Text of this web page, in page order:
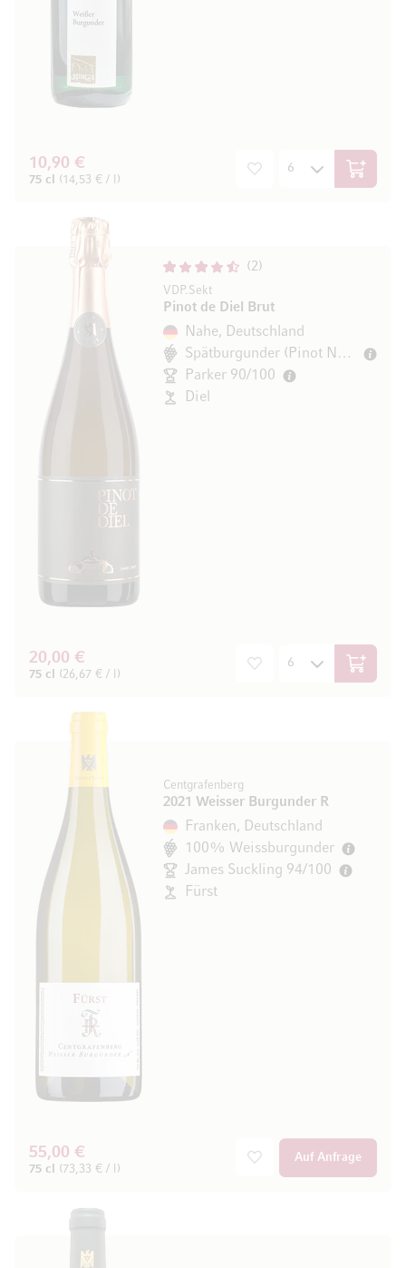
10,90 €
75 cl (14,53 € / l) In den
2
VDP.Sekt
Pinot de Diel Brut
Nahe, Deutschland
Spätburgunder (Pinot Noir)
Parker 90/100
Diel
20,00 €
75 cl (26,67 € / l) In den
Centgrafenberg
2021 Weisser Burgunder R
Franken, Deutschland
100% Weissburgunder
James Suckling 94/100
Fürst
55,00 €
75 cl (73,33 € / l)
Auf Anfrage